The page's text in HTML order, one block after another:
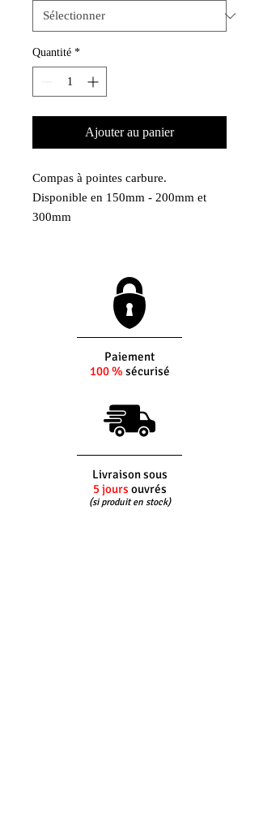
Quantité *
Ajouter au panier
Compas à pointes carbure.
Disponible en 150mm - 200mm et
300mm
Paiement
100 % sécurisé
Livraison sous
5 jours ouvrés
(si produit en stock)